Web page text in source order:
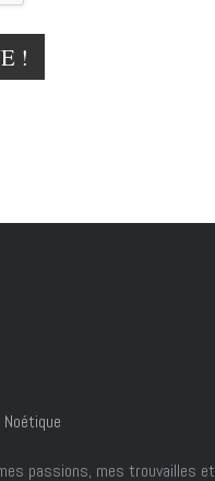
passions, mes trouvailles